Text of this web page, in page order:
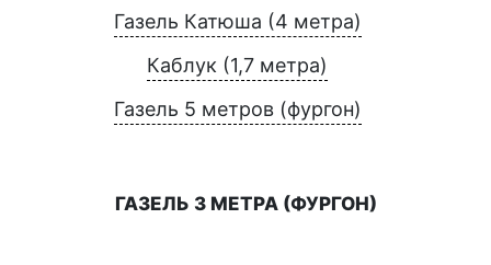
Газель Катюша (4 метра)
Каблук (1,7 метра)
Газель 5 метров (фургон)
ГАЗЕЛЬ 3 МЕТРА (ФУРГОН)